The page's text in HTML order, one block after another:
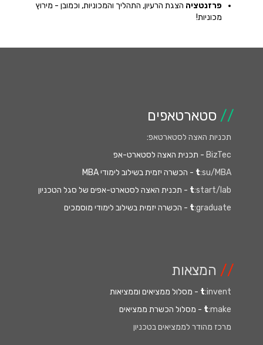
פרזנטציה הצגת הרעיון, התהליך והמכוניות, וכמובן - מירוץ
מכוניות!
// סטארטאפים
תכניות האצה לסטארטאפ:
BizTec - תכנית האצה לסטארט-אפ
t:su/MBA
- הכשרה יזמית בשילוב לימודי MBA
t:start/lab
- תכנית האצה לסטארט-אפים של סגל הטכניון
t:graduate - הכשרה יזמית בשילוב לימודי מוסמכים
// המצאות
t:invent
- מסלול ממציאים וממציאות
t:make
- מסלול הכשרת ממציאים
מרכז מהודר לממציאים בטכניון